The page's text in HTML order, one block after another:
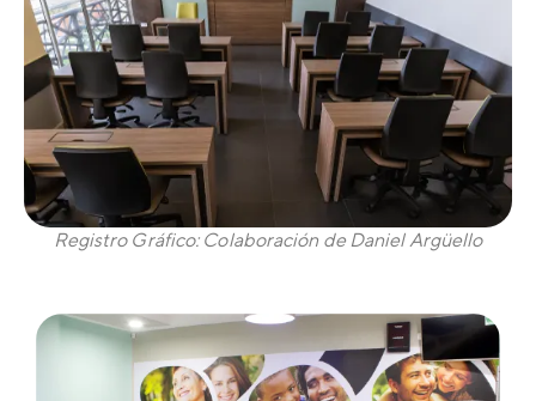
Registro Gráfico: Colaboración de Daniel Argüello